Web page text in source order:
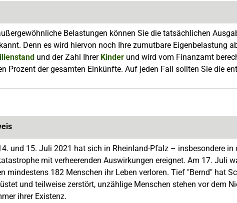
Belastungen können Sie die tatsächlichen
Denn es wird hiervon noch Ihre zumutbare Eigenbelastung
und der Zahl Ihrer Kinder und wird vom Finanzamt
Prozent der gesamten Einkünfte. Auf jeden Fall sollten Sie die
und 15. Juli 2021 hat sich in Rheinland-Pfalz – insbesondere in
mit verheerenden Auswirkungen ereignet. Am 17. Juli
mindestens 182 Menschen ihr Leben verloren. Tief "Bernd" hat
und teilweise zerstört, unzählige Menschen stehen vor dem
ihrer Existenz.